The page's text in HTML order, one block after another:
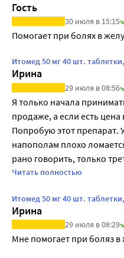
Гость
30 июля в 15:15
Помогает при болях в
Итомед 50 мг 40 шт.
Ирина
29 июля в 08:56
Я только начала
продаже, а если есть
Попробую этот препарат.
напополам плохо
рано говорить, только
нормально идёт.
Читать полностью
Итомед 50 мг 40 шт.
Ирина
29 июля в 08:29
Мне помогает при боляз в